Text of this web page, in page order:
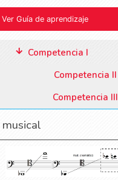
Ver Guía de aprendizaje
Competencia I
Competencia II
Competencia III